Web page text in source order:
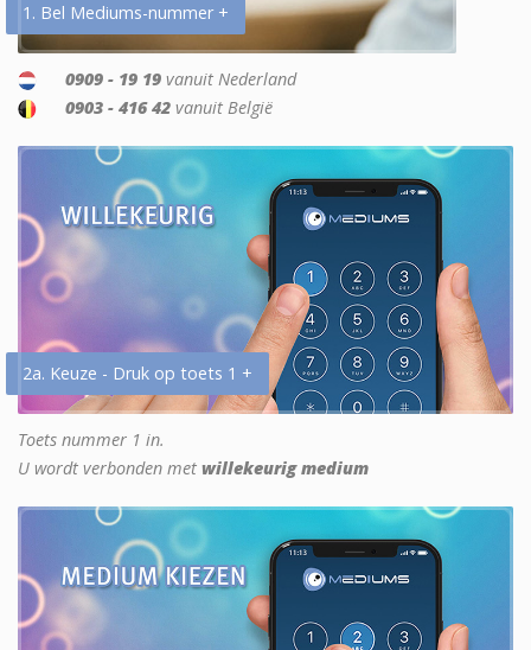
1. Bel Mediums-nummer +
0909 - 19 19 vanuit Nederland
0903 - 416 42 vanuit België
2a. Keuze - Druk op toets 1 +
Toets nummer 1 in.
U wordt verbonden met willekeurig medium